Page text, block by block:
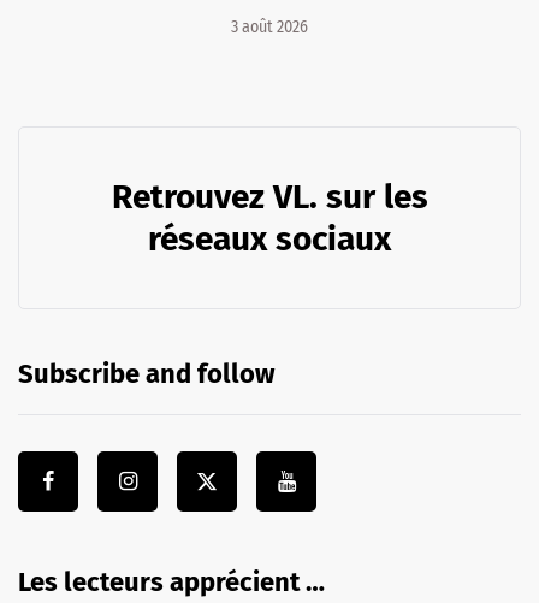
3 août 2026
Retrouvez VL. sur les
réseaux sociaux
Subscribe and follow
Les lecteurs apprécient …